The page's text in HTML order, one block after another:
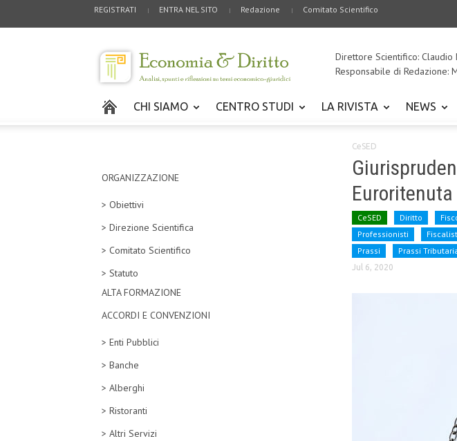
REGISTRATI ENTRA NEL SITO Redazione Comitato Scientifico
Direttore Scientifico:
Responsabile di Redazione:
CHI SIAMO CENTRO STUDI LA RIVISTA NEWS
ORGANIZZAZIONE
> Obiettivi
> Direzione Scientifica
> Comitato Scientifico
> Statuto
ALTA FORMAZIONE
ACCORDI E CONVENZIONI
> Enti Pubblici
> Banche
> Alberghi
> Ristoranti
> Altri Servizi
CeSED
CeSED Diritto
Professionisti
Prassi
Prassi
Jul 6, 2020